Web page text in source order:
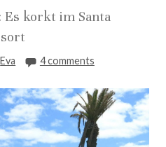
Es korkt im Santa
Eva 4 comments